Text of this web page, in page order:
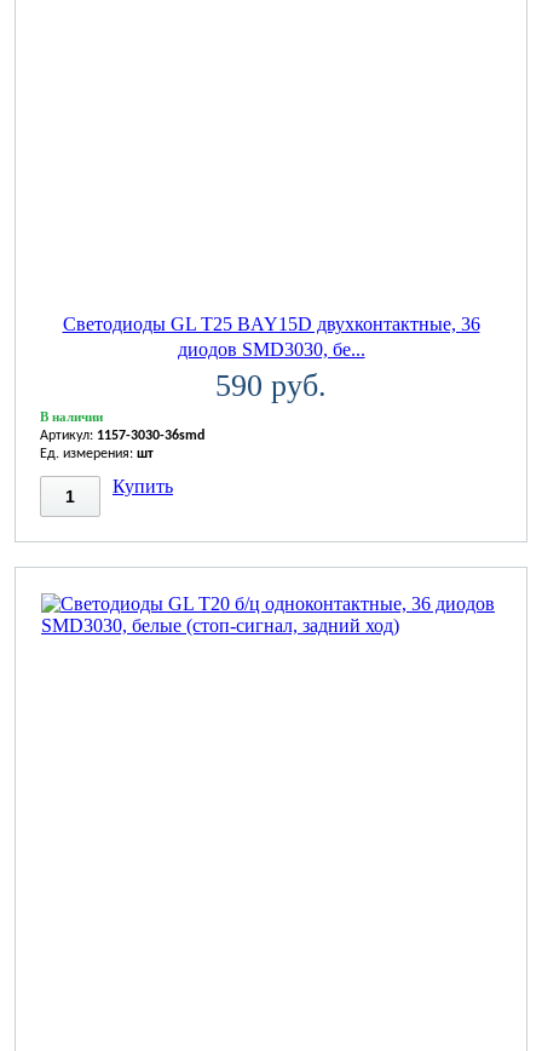
Светодиоды GL T25 BAY15D двухконтактные, 36
диодов SMD3030, бе...
590 руб.
В наличии
Артикул: 1157-3030-36smd
Ед. измерения: шт
Купить